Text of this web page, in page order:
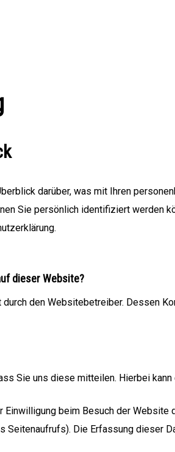
darüber, was mit Ihren
Sie persönlich identifiziert werden
dieser Website?
den Websitebetreiber. Dessen
Sie uns diese mitteilen. Hierbei
Einwilligung beim Besuch der
Die Erfassung dieser